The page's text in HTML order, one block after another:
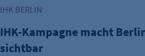
IHK BERLIN
IHK-Kampagne macht
sichtbar